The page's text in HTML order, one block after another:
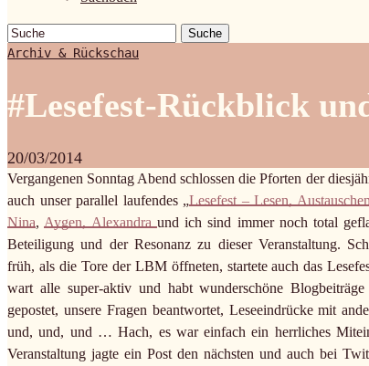
Suche
Archiv & Rückschau
#Lesefest-Rückblick
20/03/2014
Vergangenen Sonntag Abend schlossen die Pforten der
auch unser parallel laufendes „Lesefest – Lesen,
Nina, Aygen, Alexandra und ich sind immer noch total
Beteiligung und der Resonanz zu dieser Veranstaltung.
früh, als die Tore der LBM öffneten, startete auch das
wart alle super-aktiv und habt wunderschöne Blogbeiträge
gepostet, unsere Fragen beantwortet, Leseeindrücke mit
und, und, und … Hach, es war einfach ein herrliches
Veranstaltung jagte ein Post den nächsten und auch bei